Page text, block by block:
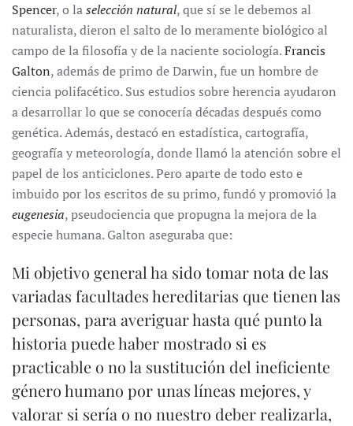
Spencer, o laselección natural, que sí se le debemos al
naturalista, dieron el salto de lo meramente biológico al
campo de la filosofía y de la naciente sociología.Francis
Galton, además de primo de Darwin, fue un hombre de
ciencia polifacético. Sus estudios sobre herencia ayudaron
a desarrollar lo que se conocería décadas después como
genética. Además, destacó en estadística, cartografía,
geografía y meteorología, donde llamó la atención sobre el
papel de los anticiclones. Pero aparte de todo esto e
imbuido por los escritos de su primo, fundó y promovió la
eugenesia, pseudociencia que propugna la mejora de la
especie humana. Galton aseguraba que:
Mi objetivo general ha sido tomar nota de las
variadas facultades hereditarias que tienen las
personas, para averiguar hasta qué punto la
historia puede haber mostrado si es
practicable o no la sustitución del ineficiente
género humano por unas líneas mejores, y
valorar si sería o no nuestro deber realizarla,